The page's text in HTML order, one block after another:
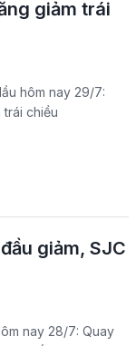
giảm trái
hôm nay 29/7:
trái chiều
giảm, SJC
nay 28/7: Quay